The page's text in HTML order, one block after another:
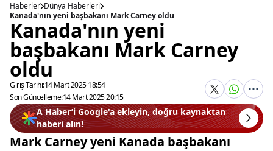
Haberler Dünya Haberleri
Kanada'nın yeni başbakanı Mark Carney oldu
Kanada'nın yeni
başbakanı Mark Carney
oldu
Giriş Tarihi:14 Mart 2025 18:54
Son Güncelleme:14 Mart 2025 20:15
A Haber’i Google'a ekleyin, doğru kaynaktan
haberi alın!
Mark Carney yeni Kanada başbakanı